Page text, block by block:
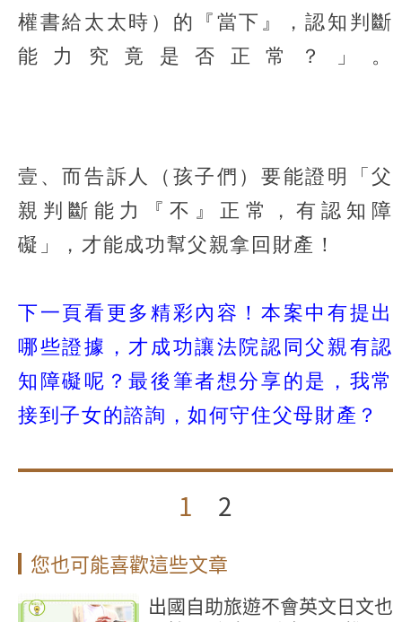
權書給太太時）的『當下』，認知判斷
能力究竟是否正常？」。
壹、而告訴人（孩子們）要能證明「父
親判斷能力『不』正常，有認知障
礙」，才能成功幫父親拿回財產！
下一頁看更多精彩內容！本案中有提出
哪些證據，才成功讓法院認同父親有認
知障礙呢？最後筆者想分享的是，我常
接到子女的諮詢，如何守住父母財產？
1 2
您也可能喜歡這些文章
出國自助旅遊不會英文日文也